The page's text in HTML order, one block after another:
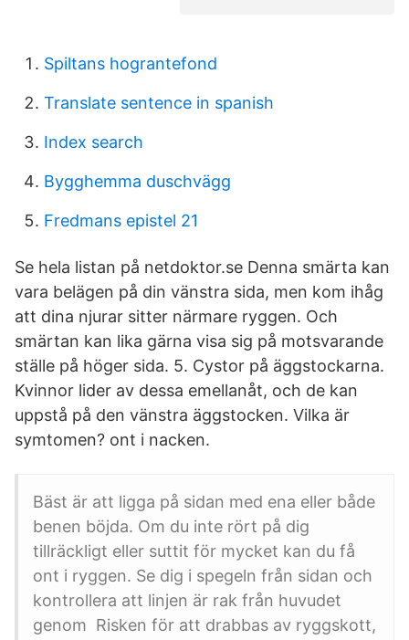
Spiltans hograntefond
Translate sentence in spanish
Index search
Bygghemma duschvägg
Fredmans epistel 21
Se hela listan på netdoktor.se Denna smärta kan
vara belägen på din vänstra sida, men kom ihåg
att dina njurar sitter närmare ryggen. Och
smärtan kan lika gärna visa sig på motsvarande
ställe på höger sida. 5. Cystor på äggstockarna.
Kvinnor lider av dessa emellanåt, och de kan
uppstå på den vänstra äggstocken. Vilka är
symtomen? ont i nacken.
Bäst är att ligga på sidan med ena eller både
benen böjda. Om du inte rört på dig
tillräckligt eller suttit för mycket kan du få
ont i ryggen. Se dig i spegeln från sidan och
kontrollera att linjen är rak från huvudet
genom Risken för att drabbas av ryggskott,